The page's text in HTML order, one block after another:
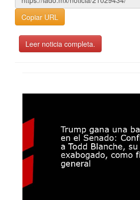
Copiar URL
Leer noticia completa.